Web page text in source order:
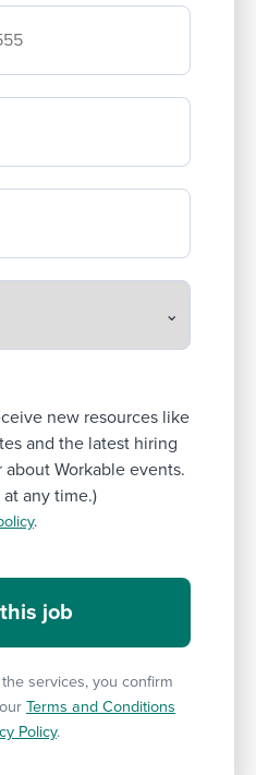
number
new resources like
and the latest hiring
about Workable events.
any time.)
.
services, you confirm
Terms and Conditions
Policy.